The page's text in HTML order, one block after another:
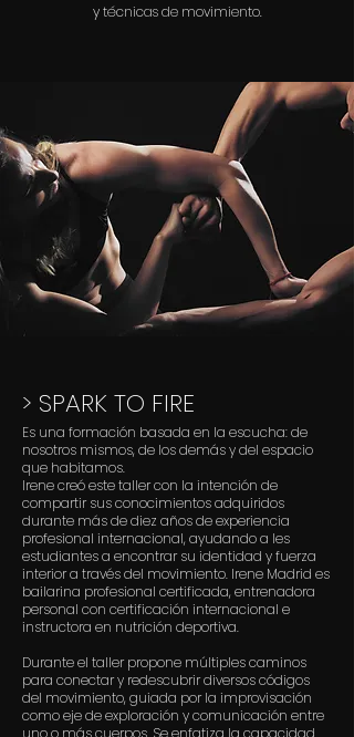
y técnicas de movimiento.
> SPARK TO FIRE
Es una formación basada en la escucha: de
nosotros mismos, de los demás y del espacio
que habitamos.
Irene creó este taller con la intención de
compartir sus conocimientos adquiridos
durante más de diez años de experiencia
profesional internacional, ayudando a les
estudiantes a encontrar su identidad y fuerza
interior a través del movimiento. Irene Madrid es
bailarina profesional certificada, entrenadora
personal con certificación internacional e
instructora en nutrición deportiva.
Durante el taller propone múltiples caminos
para conectar y redescubrir diversos códigos
del movimiento, guiada por la improvisación
como eje de exploración y comunicación entre
uno o más cuerpos. Se enfatiza la capacidad